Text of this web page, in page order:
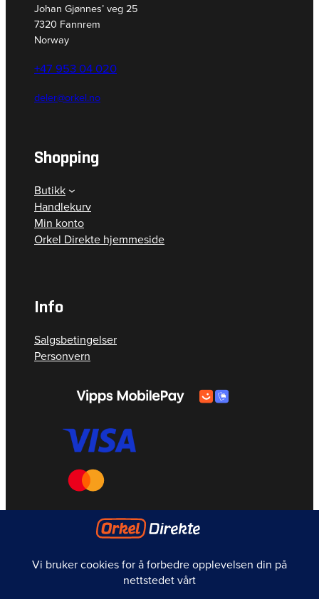
Johan Gjønnes’ veg 25
7320 Fannrem
Norway
+47 953 04 020
deler@orkel.no
Shopping
Butikk
Handlekurv
Min konto
Orkel Direkte hjemmeside
Info
Salgsbetingelser
Personvern